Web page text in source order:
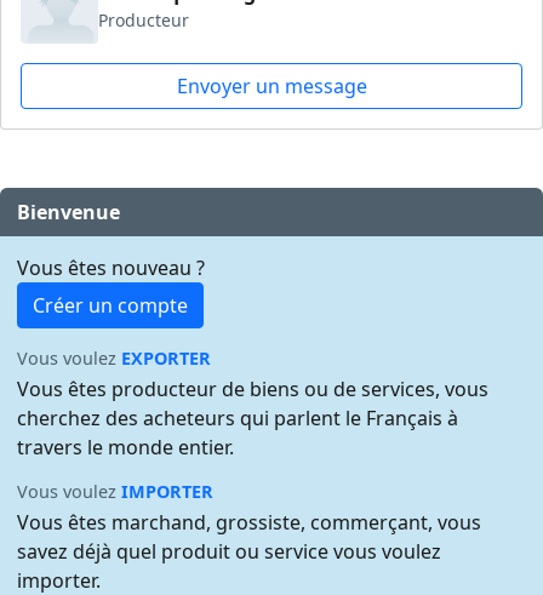
Producteur
Envoyer un message
Bienvenue
Vous êtes nouveau ?
Créer un compte
Vous voulez EXPORTER
Vous êtes producteur de biens ou de services, vous
cherchez des acheteurs qui parlent le Français à
travers le monde entier.
Vous voulezIMPORTER
Vous êtes marchand, grossiste, commerçant, vous
savez déjà quel produit ou service vous voulez
importer.